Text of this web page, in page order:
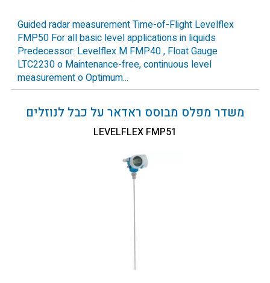
Guided radar measurement Time-of-Flight Levelflex
FMP50 For all basic level applications in liquids
Predecessor: Levelflex M FMP40 , Float Gauge
LTC2230 o Maintenance-free, continuous level
measurement o Optimum...
משדר מפלס מבוסס ראדאר על כבל לנוזלים
LEVELFLEX FMP51